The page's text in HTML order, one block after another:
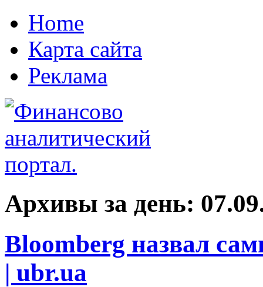
Home
Карта сайта
Реклама
Архивы за день:
Bloomberg назвал
| ubr.ua